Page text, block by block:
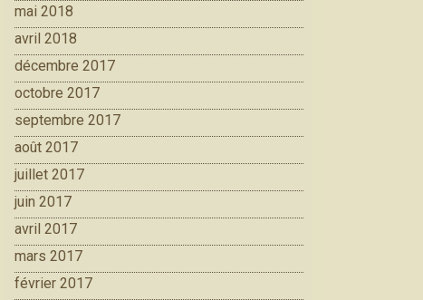
mai 2018
avril 2018
décembre 2017
octobre 2017
septembre 2017
août 2017
juillet 2017
juin 2017
avril 2017
mars 2017
février 2017